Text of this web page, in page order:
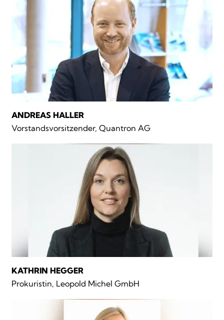
ANDREAS HALLER
Vorstandsvorsitzender, Quantron AG
KATHRIN HEGGER
Prokuristin, Leopold Michel GmbH